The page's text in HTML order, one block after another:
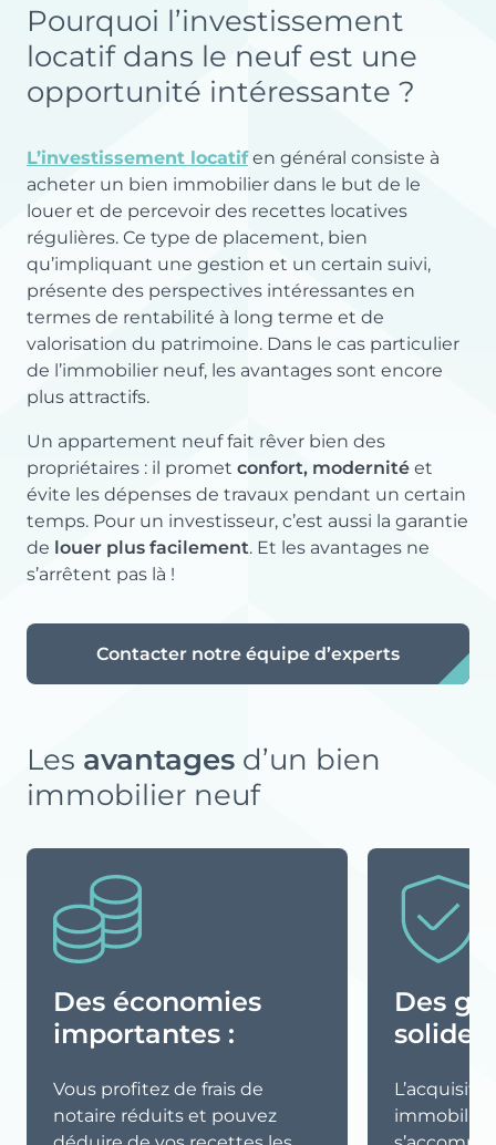
Pourquoi l’investissement
locatif dans le neuf est une
opportunité intéressante ?
L’investissement locatifen général consiste à
acheter un bien immobilier dans le but de le
louer et de percevoir des recettes locatives
régulières. Ce type de placement, bien
qu’impliquant une gestion et un certain suivi,
présente des perspectives intéressantes en
termes de rentabilité à long terme et de
valorisation du patrimoine. Dans le cas particulier
de l’immobilier neuf, les avantages sont encore
plus attractifs.
Un appartement neuf fait rêver bien des
propriétaires : il promet confort, modernité et
évite les dépenses de travaux pendant un certain
temps. Pour un investisseur, c’est aussi la garantie
de louer plus facilement. Et les avantages ne
s’arrêtent pas là !
Contacter notre équipe d’experts
Les avantages d’un bien
immobilier neuf
Des économies
importantes :
Vous profitez de frais de
notaire réduits et pouvez
Des
solides
immobilier